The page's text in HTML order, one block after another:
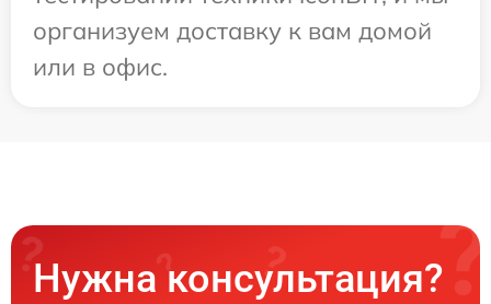
организуем доставку к вам домой
или в офис.
Нужна консультация?